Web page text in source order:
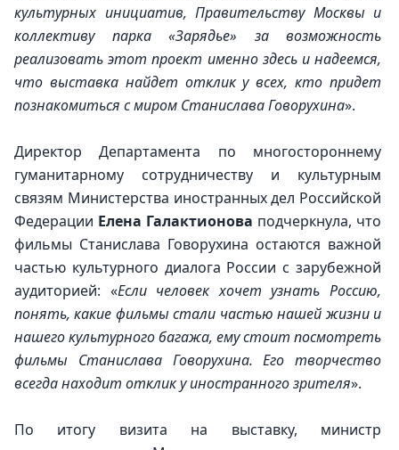
культурных инициатив, Правительству Москвы и
коллективу парка «Зарядье» за возможность
реализовать этот проект именно здесь и надеемся,
что выставка найдет отклик у всех, кто придет
познакомиться с миром Станислава Говорухина».
Директор Департамента по многостороннему
гуманитарному сотрудничеству и культурным
связям Министерства иностранных дел Российской
Федерации Елена Галактионова подчеркнула, что
фильмы Станислава Говорухина остаются важной
частью культурного диалога России с зарубежной
аудиторией: «Если человек хочет узнать Россию,
понять, какие фильмы стали частью нашей жизни и
нашего культурного багажа, ему стоит посмотреть
фильмы Станислава Говорухина. Его творчество
всегда находит отклик у иностранного зрителя».
По итогу визита на выставку, министр